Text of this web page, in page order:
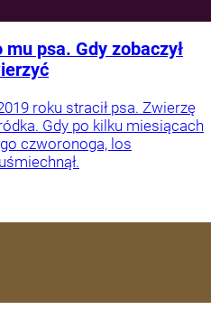
psa. Gdy zobaczył
roku stracił psa. Zwierzę
Gdy po kilku miesiącach
czworonoga, los